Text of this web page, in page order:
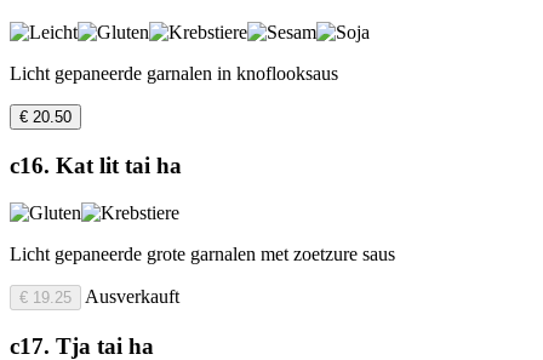
Licht gepaneerde garnalen in knoflooksaus
€ 20.50
c16. Kat lit tai ha
Licht gepaneerde grote garnalen met zoetzure saus
€ 19.25 Ausverkauft
c17. Tja tai ha